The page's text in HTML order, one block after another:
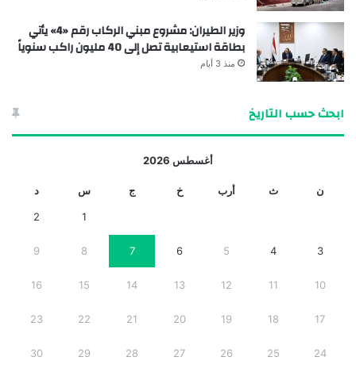
وزير الطيران: مشروع مبني الركاب رقم «4» يأتي
بطاقة استيعابية تصل إلى 40 مليون راكب سنوياً
منذ 3 أيام
ابحث حسب التاريخ
أغسطس 2026
ن ث أرب خ ج س د
1
2
3
4
5
6
7
8
9
10
11
12
13
14
15
16
17
18
19
20
21
22
23
24
25
26
27
28
29
30